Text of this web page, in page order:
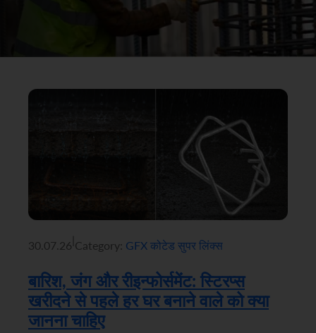
30.07.26 Category: GFX कोटेड सुपर लिंक्स
बारिश, जंग और रीइन्फोर्समेंट: स्टिरप्स
खरीदने से पहले हर घर बनाने वाले को क्या
जानना चाहिए